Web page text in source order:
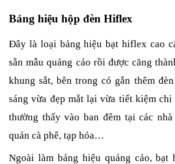
Bảng hiệu hộp đèn Hiflex
Đây là loại bảng hiệu bạt hiflex cao
sẵn mẫu quảng cáo rồi được căng
khung sắt, bên trong có gắn thêm
sáng vừa đẹp mắt lại vừa tiết kiệm
thường thấy vào ban đêm tại các
quán cà phê, tạp hóa…
Ngoài làm bảng hiệu quảng cáo,